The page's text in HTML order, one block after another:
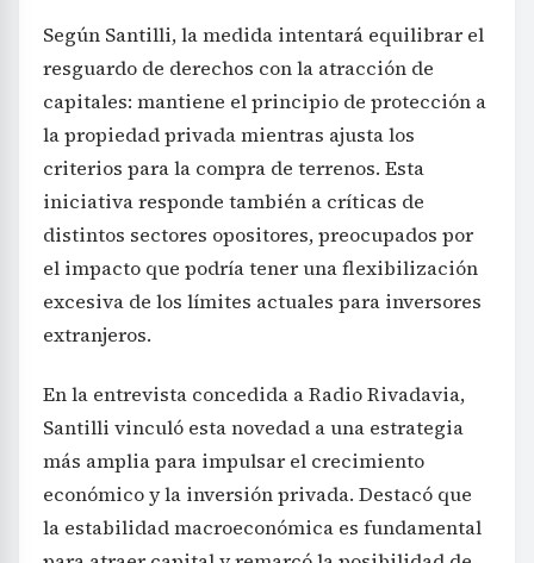
Según Santilli, la medida intentará equilibrar el
resguardo de derechos con la atracción de
capitales: mantiene el principio de protección a
la propiedad privada mientras ajusta los
criterios para la compra de terrenos. Esta
iniciativa responde también a críticas de
distintos sectores opositores, preocupados por
el impacto que podría tener una flexibilización
excesiva de los límites actuales para inversores
extranjeros.
En la entrevista concedida a Radio Rivadavia,
Santilli vinculó esta novedad a una estrategia
más amplia para impulsar el crecimiento
económico y la inversión privada. Destacó que
la estabilidad macroeconómica es fundamental